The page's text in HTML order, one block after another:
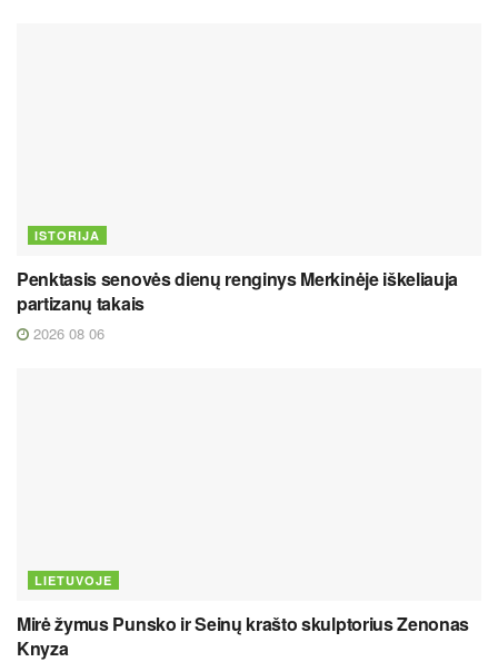
ISTORIJA
Penktasis senovės dienų renginys Merkinėje iškeliauja
partizanų takais
2026 08 06
LIETUVOJE
Mirė žymus Punsko ir Seinų krašto skulptorius Zenonas
Knyza